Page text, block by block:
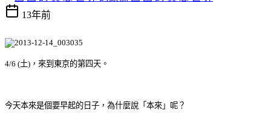
13年前
4/6 (土)，來到東京的第四天。
今天本來是個要早起的日子，為什麼說「本來」呢？